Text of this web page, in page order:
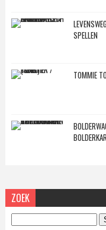
SPELLEN
TOMMIE
ZOEK